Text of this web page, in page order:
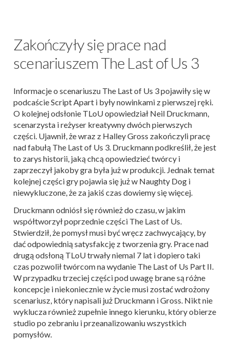
Zakończyły się prace nad
scenariuszem The Last of Us 3
Informacje o scenariuszu The Last of Us 3 pojawiły się w
podcaście Script Apart i były nowinkami z pierwszej ręki.
O kolejnej odsłonie TLoU opowiedział Neil Druckmann,
scenarzysta i reżyser kreatywny dwóch pierwszych
części. Ujawnił, że wraz z Halley Gross zakończyli pracę
nad fabułą The Last of Us 3. Druckmann podkreślił, że jest
to zarys historii, jaką chcą opowiedzieć twórcy i
zaprzeczył jakoby gra była już w produkcji. Jednak temat
kolejnej części gry pojawia się już w Naughty Dog i
niewykluczone, że za jakiś czas dowiemy się więcej.
Druckmann odniósł się również do czasu, w jakim
współtworzył poprzednie części The Last of Us.
Stwierdził, że pomysł musi być wręcz zachwycający, by
dać odpowiednią satysfakcję z tworzenia gry. Prace nad
drugą odsłoną TLoU trwały niemal 7 lat i dopiero taki
czas pozwolił twórcom na wydanie The Last of Us Part II.
W przypadku trzeciej części pod uwagę brane są różne
koncepcje i niekoniecznie w życie musi zostać wdrożony
scenariusz, który napisali już Druckmann i Gross. Nikt nie
wyklucza również zupełnie innego kierunku, który obierze
studio po zebraniu i przeanalizowaniu wszystkich
pomysłów.